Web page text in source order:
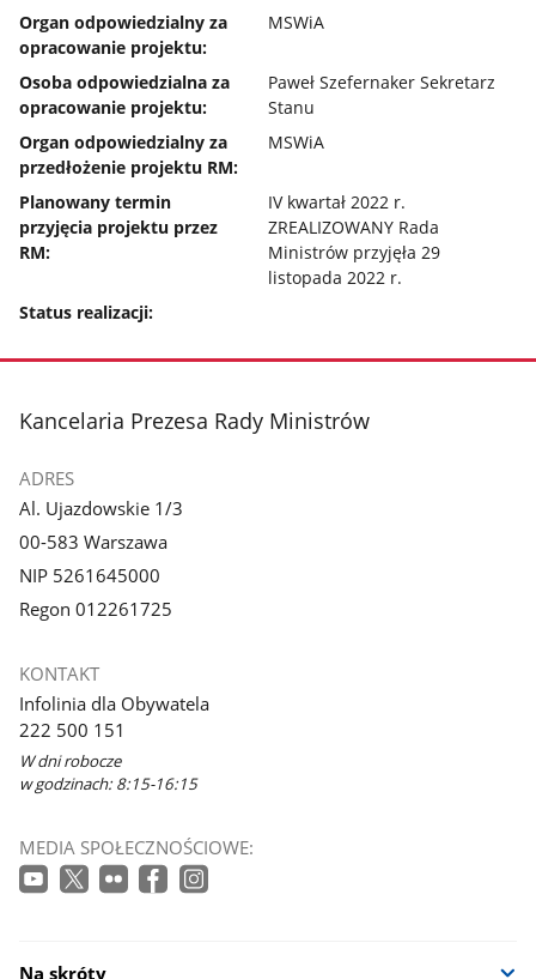
Organ odpowiedzialny za
opracowanie projektu:
MSWiA
Osoba odpowiedzialna za
opracowanie projektu:
Paweł Szefernaker Sekretarz
Stanu
Organ odpowiedzialny za
przedłożenie projektu RM:
MSWiA
Planowany termin
przyjęcia projektu przez
RM:
IV kwartał 2022 r.
ZREALIZOWANY Rada
Ministrów przyjęła 29
listopada 2022 r.
Status realizacji:
stopka
Kancelaria Prezesa Rady Ministrów
ADRES
Al. Ujazdowskie 1/3
00-583 Warszawa
NIP 5261645000
Regon 012261725
KONTAKT
Infolinia dla Obywatela
222 500 151
W dni robocze
w godzinach: 8:15-16:15
MEDIA SPOŁECZNOŚCIOWE:
Na skróty